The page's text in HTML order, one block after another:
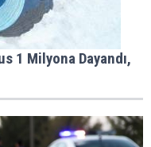
1 Milyona Dayandı,